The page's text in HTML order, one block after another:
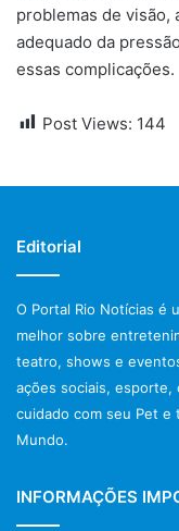
problemas de visão,
adequado da
essas complicações.
Post Views: 144
Editorial
O Portal Rio Notícias é
melhor sobre
teatro, shows e
ações sociais, esporte,
cuidado com seu Pet e
Mundo.
INFORMAÇÕES